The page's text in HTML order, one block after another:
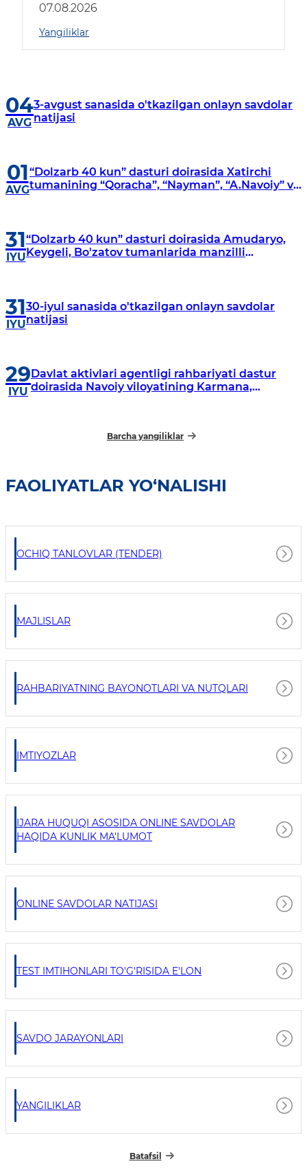
07.08.2026
Yangiliklar
04
AVG
3-avgust sanasida o'tkazilgan onlayn savdolar
natijasi
01
AVG
“Dolzarb 40 kun” dasturi doirasida Xatirchi
tumanining “Qoracha”, “Nayman”, “A.Navoiy” va
31
IYU
“Dolzarb 40 kun” dasturi doirasida Amudaryo,
Keygeli, Bo'zatov tumanlarida manzilli
31
IYU
30-iyul sanasida o'tkazilgan onlayn savdolar
natijasi
29
IYU
Davlat aktivlari agentligi rahbariyati dastur
doirasida Navoiy viloyatining Karmana,
Barcha yangiliklar
FAOLIYATLAR YO‘NALISHI
OCHIQ TANLOVLAR (TENDER)
MAJLISLAR
RAHBARIYATNING BAYONOTLARI VA NUTQLARI
IMTIYOZLAR
IJARA HUQUQI ASOSIDA ONLINE SAVDOLAR
HAQIDA KUNLIK MA'LUMOT
ONLINE SAVDOLAR NATIJASI
TEST IMTIHONLARI TO'G'RISIDA E'LON
SAVDO JARAYONLARI
YANGILIKLAR
Batafsil